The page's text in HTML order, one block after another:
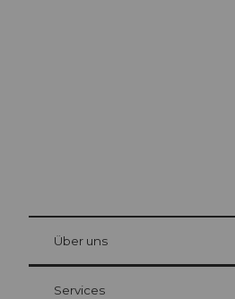
Gästekarte Luzern
Ihre Vorteile als Übernachtungsgast
at Bre
Über uns
Services